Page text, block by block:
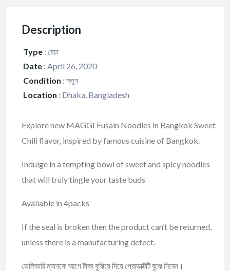
Description
Type : বেচা
Date : April 26, 2020
Condition : নতুন
Location : Dhaka, Bangladesh
Explore new MAGGI Fusain Noodles in Bangkok Sweet
Chili flavor, inspired by famous cuisine of Bangkok.
Indulge in a tempting bowl of sweet and spicy noodles
that will truly tingle your taste buds
Available in 4packs
If the seal is broken then the product can’t be returned,
unless there is a manufacturing defect.
ডেলিভারি ম্যানকে আগে টাকা বুঝিয়ে দিয়ে প্রোডাক্টটি বুঝে নিবেন।